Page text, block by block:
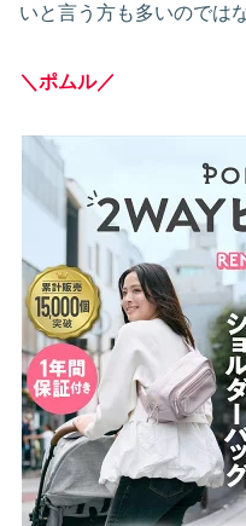
いと言う方も多いのでは
＼ポムル／